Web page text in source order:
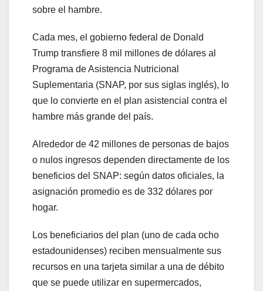
sobre el hambre.
Cada mes, el gobierno federal de Donald
Trump transfiere 8 mil millones de dólares al
Programa de Asistencia Nutricional
Suplementaria (SNAP, por sus siglas inglés), lo
que lo convierte en el plan asistencial contra el
hambre más grande del país.
Alrededor de 42 millones de personas de bajos
o nulos ingresos dependen directamente de los
beneficios del SNAP: según datos oficiales, la
asignación promedio es de 332 dólares por
hogar.
Los beneficiarios del plan (uno de cada ocho
estadounidenses) reciben mensualmente sus
recursos en una tarjeta similar a una de débito
que se puede utilizar en supermercados,